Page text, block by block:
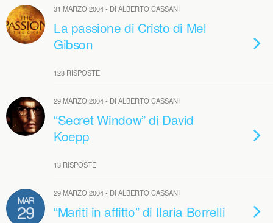
31 MARZO 2004 • DI ALBERTO CASSANI
La passione di Cristo di Mel
Gibson
128 RISPOSTE
29 MARZO 2004 • DI ALBERTO CASSANI
“Secret Window” di David
Koepp
13 RISPOSTE
MAR
29
29 MARZO 2004 • DI ALBERTO CASSANI
“Mariti in affitto” di Ilaria Borrelli